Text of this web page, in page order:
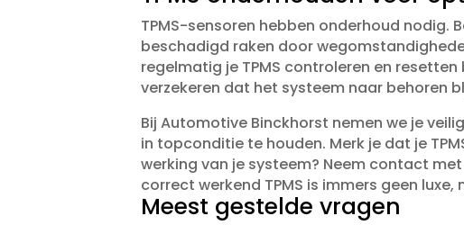
TPMS-sensoren hebben onderhoud nodig.​
beschadigd raken door
regelmatig je TPMS controleren en
verzekeren dat het systeem naar behoren
Bij Automotive Binckhorst nemen we je
in topconditie te houden.​ Merk je dat je
werking van je systeem? Neem contact
correct werkend TPMS is immers geen
Meest gestelde vragen